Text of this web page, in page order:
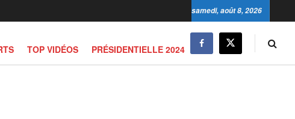
samedi, août 8, 2026
TOP VIDÉOS PRÉSIDENTIELLE 2024